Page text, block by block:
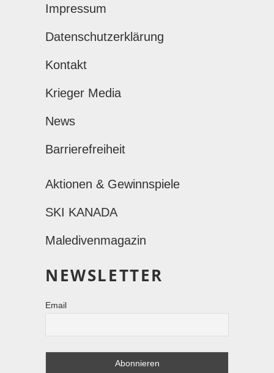
Impressum
Datenschutzerklärung
Kontakt
Krieger Media
News
Barrierefreiheit
Aktionen & Gewinnspiele
SKI KANADA
Maledivenmagazin
NEWSLETTER
Email